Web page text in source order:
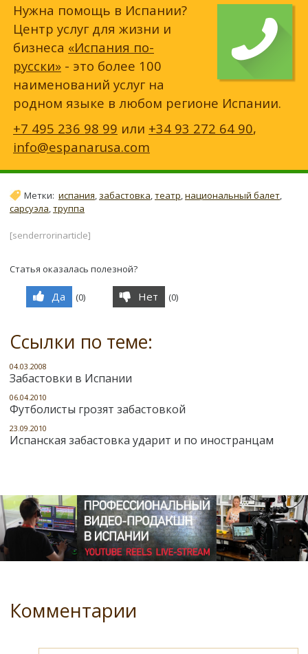
Нужна помощь в Испании?
Центр услуг для жизни и
бизнеса «Испания по-
русски» - это более 100
наименований услуг на
родном языке в любом регионе Испании.
+7 495 236 98 99 или +34 93 272 64 90,
info@espanarusa.com
Метки: испания, забастовка,театр,национальный балет,
сарсуэла,труппа
[senderrorinarticle]
Статья оказалась полезной?
Да (0) Нет (0)
Ссылки по теме:
04.03.2008
Забастовки в Испании
06.04.2010
Футболисты грозят забастовкой
23.09.2010
Испанская забастовка ударит и по иностранцам
Комментарии